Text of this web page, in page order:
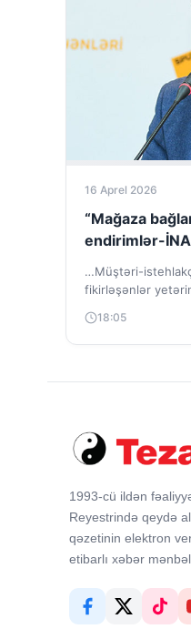
16 Aprel 2026
“Mağaza
endirimlər-
…Müştəri-
fikirləşənlər
18:05
1993-cü ildən
Reyestrində qeydə
qəzetinin elektron
etibarlı xəbər